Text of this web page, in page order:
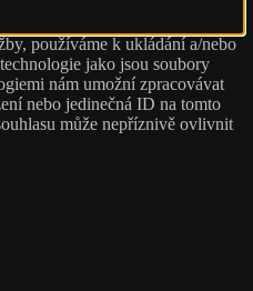
používáme k ukládání a/nebo
jako jsou soubory
nám umožní zpracovávat
nebo jedinečná ID na tomto
může nepříznivě ovlivnit